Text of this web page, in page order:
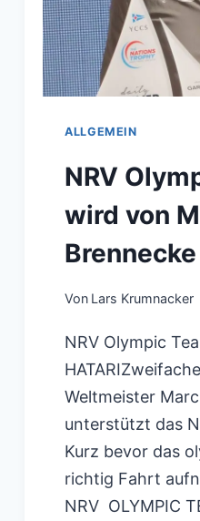
AUF
DIE
ALLGEMEIN
NRV
wird von
Von Lars Krumnacker
NRV Olympic
Weltmeister
unterstützt das
Kurz bevor das
richtig Fahrt
NRV OLYMPIC